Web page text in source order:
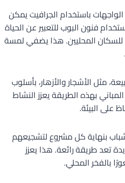
باستخدام الجرافيت يمكن
فنون البوب للتعبير عن الحياة
المحليين. هذا يضفي لمسة
مثل الأشجار والأزهار، بأسلوب
بهذه الطريقة يعزز النشاط
على البيئة.
بنهاية كل مشروع لتشجيعهم
تعد طريقة رائعة. هذا يعزز
بالفخر المحلي.